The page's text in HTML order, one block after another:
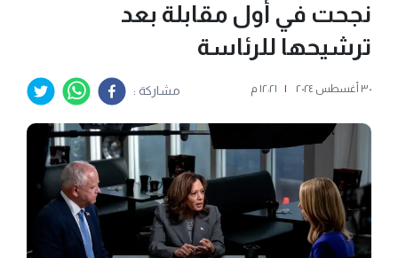
نجحت في أول مقابلة بعد
ترشيحها للرئاسة
٣٠ أغسطس ٢٠٢٤ | ١٢:٢١ م مشاركة :